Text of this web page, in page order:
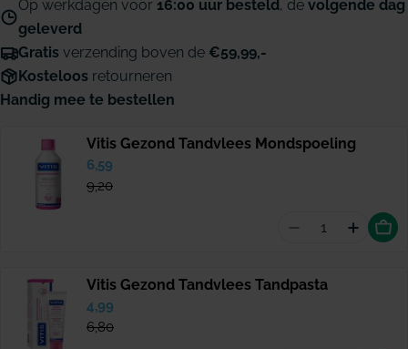
Op werkdagen voor 16:00 uur besteld, de volgende dag
geleverd
Gratis verzending boven de €59,99,-
Kosteloos retourneren
Handig mee te bestellen
Vitis Gezond Tandvlees Mondspoeling
Verkoopprijs
6,59
Normale
prijs
9,20
Aantal
Vitis Gezond Tandvlees Tandpasta
Verkoopprijs
4,99
Normale
prijs
6,80